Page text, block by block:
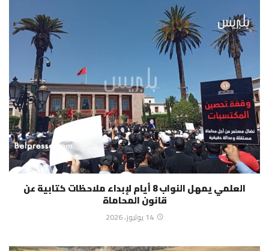
العلمي يمهل النواب 8 أيام لإبداء ملاحظات كتابية عن
قانون المحاماة
14 يوليوز، 2026